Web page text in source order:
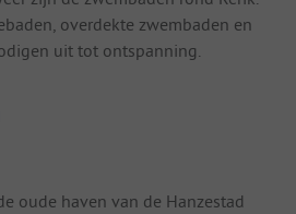
overdekte zwembaden en
uit tot ontspanning.
oude haven van de Hanzestad